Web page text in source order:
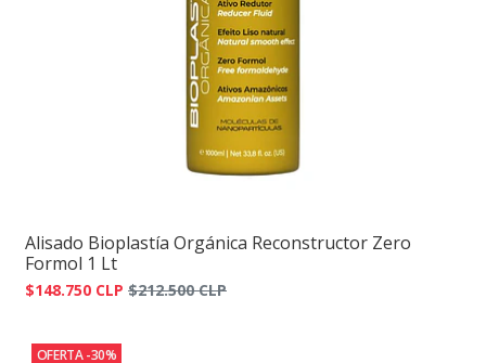
Alisado Bioplastía Orgánica Reconstructor Zero
Formol 1 Lt
$148.750 CLP $212.500 CLP
OFERTA -30%